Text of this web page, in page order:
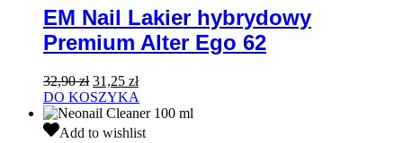
Premium
Alter
Ego
62
EM Nail Lakier hybrydowy
Premium Alter Ego 62
32,90zł Pierwotna
cena
wynosiła:
32,90 zł.
31,25 złAktualna
wynosi:
31,25 zł.
DO KOSZYKA
NeoNail
Add to wishlist